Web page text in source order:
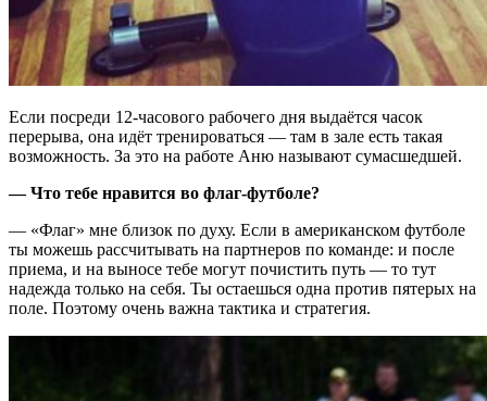
Если посреди 12-часового рабочего дня выдаётся часок
перерыва, она идёт тренироваться — там в зале есть такая
возможность. За это на работе Аню называют сумасшедшей.
— Что тебе нравится во флаг-футболе?
— «Флаг» мне близок по духу. Если в американском футболе
ты можешь рассчитывать на партнеров по команде: и после
приема, и на выносе тебе могут почистить путь — то тут
надежда только на себя. Ты остаешься одна против пятерых на
поле. Поэтому очень важна тактика и стратегия.